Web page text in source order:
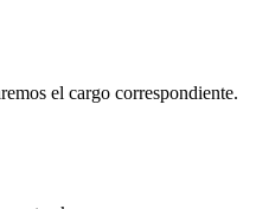
el cargo correspondiente.